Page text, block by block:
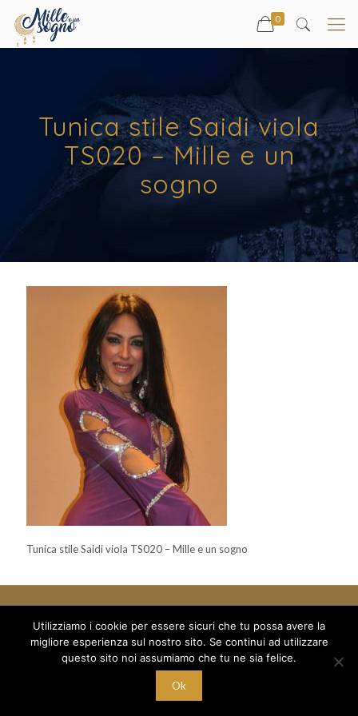
0
Tunica stile Saidi viola
TS020 – Mille e un
sogno
Tunica stile Saidi viola TS020 – Mille e un sogno
© 2018 Mille e un Sogno di Boboc Ramona Oana - via Arduino 5
/a - C/O Palestra Alexandria
C.F. BBC RNN 78T68 Z129M - P.I. 10221700015
Utilizziamo i cookie per essere sicuri che tu possa avere la
migliore esperienza sul nostro sito. Se continui ad utilizzare
questo sito noi assumiamo che tu ne sia felice.
Ok